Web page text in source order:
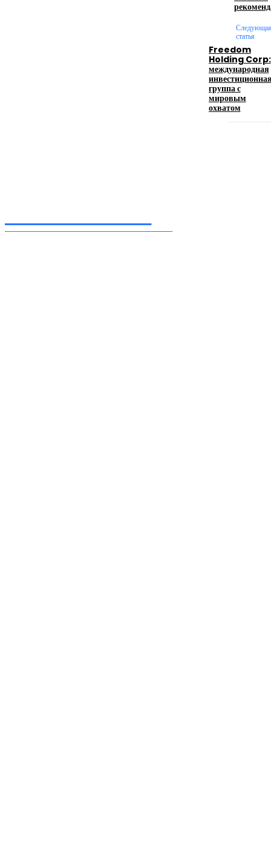
логотипом: эффективный инструмент бренда
Девушка в бокале: легендарный номер бурлеска
статья
Freedom
Holding Corp:
международная
группа с
мировым
охватом